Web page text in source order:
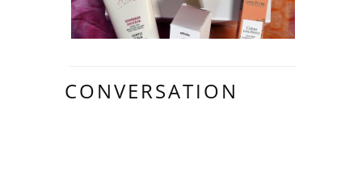
CONVERSATION